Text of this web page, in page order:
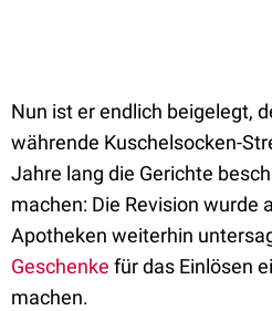
Nun ist er endlich beigelegt,
währende Kuschelsocken-
Jahre lang die Gerichte
machen: Die Revision wurde
Apotheken weiterhin
Geschenke für das Einlösen
machen.